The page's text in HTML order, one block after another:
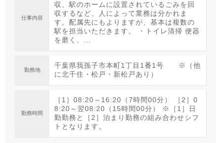
仕事内容
収、駅のホームに設置されているごみを回
収するなど、人によって業務は分かれま
す。配属先にもよりますが、基本は複数の
駅を担当いただきます。 ・トイレ清掃 便器
を磨く、...
勤務地
千葉県我孫子市本町1丁目1番1号 ※（他
に北千住・松戸・新松戸あり）
勤務時間
［1］08:20～16:20（7時間00分） ［2］0
8:20～翌08:20（15時間00分） ※［1］日
勤勤務と［2］泊まり勤務の組み合わせシフ
トとなります。